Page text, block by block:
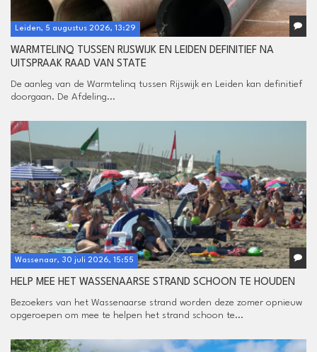
Leiden, 5 augustus 2026, 13:29
WARMTELINQ TUSSEN RIJSWIJK EN LEIDEN DEFINITIEF NA
UITSPRAAK RAAD VAN STATE
De aanleg van de Warmtelinq tussen Rijswijk en Leiden kan definitief
doorgaan. De Afdeling...
Wassenaar, 30 juli 2026, 15:55
HELP MEE HET WASSENAARSE STRAND SCHOON TE HOUDEN
Bezoekers van het Wassenaarse strand worden deze zomer opnieuw
opgeroepen om mee te helpen het strand schoon te...